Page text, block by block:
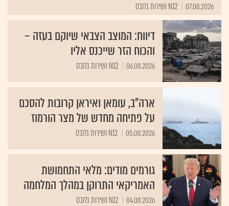
07.08.2026 N12 ושירות גלובס
דיווח: המוצב הצבאי שיוקם בעזה –
והכוח הזר שייכנס אליו
06.08.2026 N12 ושירות גלובס
ארה"ב, עומאן ואיראן קרובות להסכם
על פתיחה מחדש של מצר הורמוז
05.08.2026 N12 ושירות גלובס
גורמים מודים: מלאי התחמושת
האמריקאי התרוקן במהלך המלחמה
04.08.2026 N12 ושירות גלובס